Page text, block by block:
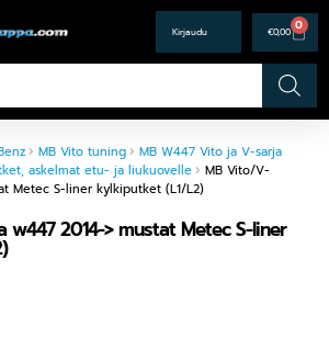
€0,00 0
MB Vito tuning
MB W447 Vito ja V-sarja
askelmat etu- ja liukuovelle
MB Vito/V-
Metec S-liner kylkiputket (L1/L2)
2014-> mustat Metec S-liner